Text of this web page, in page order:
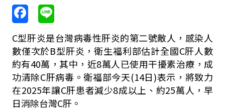
C型肝炎是台灣病毒性肝炎的第二號敵人，感染人
數僅次於B型肝炎，衛生福利部估計全國C肝人數
約有40萬，其中，近8萬人已使用干擾素治療，成
功清除C肝病毒。衛福部今天(14日)表示，將致力
在2025年讓C肝患者減少8成以上、約25萬人，早
日消除台灣C肝。